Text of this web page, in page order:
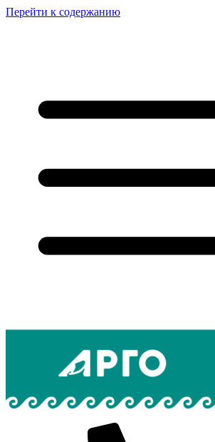
Перейти к содержанию